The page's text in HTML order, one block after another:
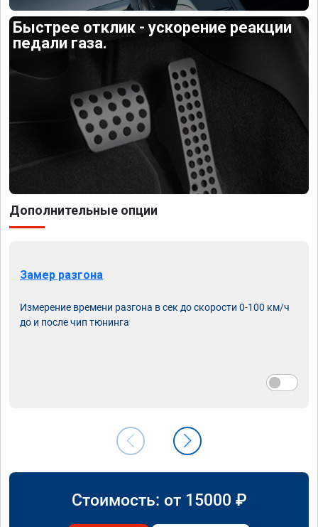
Быстрее отклик - ускорение реакции
педали газа.
Дополнительные опции
Замер разгона
Измерение времени разгона в сек до скорости 0-100 км/ч
до и после чип тюнинга
Стоимость: от 15000 ₽